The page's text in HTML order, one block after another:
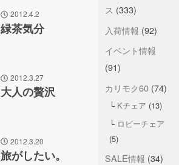
2012.4.2
緑茶気分
2012.3.27
大人の贅沢
2012.3.20
旅がしたい。
ス (333)
入荷情報 (92)
イベント情報
(91)
カリモク60(74)
Kチェア (13)
ロビーチェア
(5)
SALE情報 (34)